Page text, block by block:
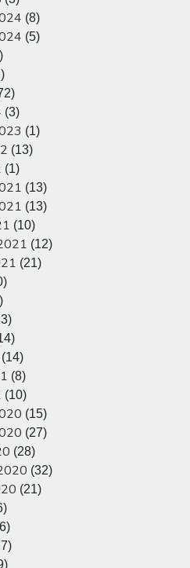
(8)
(5)
(3)
(1)
(13)
(1)
(13)
(13)
(10)
(12)
(21)
(14)
(8)
(10)
(15)
(27)
(28)
(32)
(21)